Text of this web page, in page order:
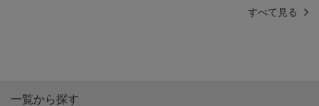
すべて見る
一覧から探す